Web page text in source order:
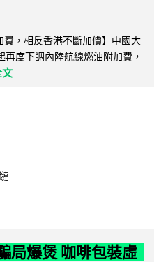
費，相反香港不斷加價】中國大
度下調內陸航線燃油附加費，
文
局爆煲 咖啡包裝虛